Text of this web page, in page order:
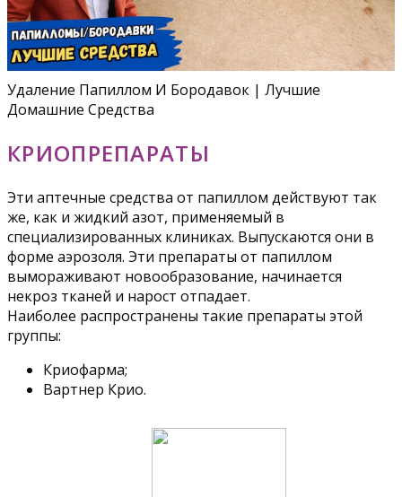
Удаление Папиллом И Бородавок | Лучшие
Домашние Средства
КРИОПРЕПАРАТЫ
Эти аптечные средства от папиллом действуют так
же, как и жидкий азот, применяемый в
специализированных клиниках. Выпускаются они в
форме аэрозоля. Эти препараты от папиллом
вымораживают новообразование, начинается
некроз тканей и нарост отпадает.
Наиболее распространены такие препараты этой
группы:
Криофарма;
Вартнер Крио.